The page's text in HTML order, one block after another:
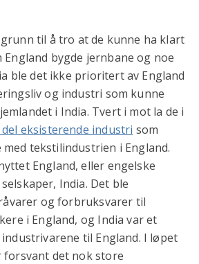
til å tro at de kunne ha klart
England bygde jernbane og noe
ble det ikke prioritert av England
og industri som kunne
i India. Tvert i mot la de i
del eksisterende industri som
tekstilindustrien i England.
England, eller engelske
India. Det ble
og forbruksvarer til
i England, og India var et
til England. I løpet
forsvant det nok store